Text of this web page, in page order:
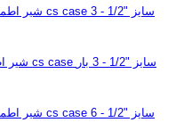
شیر اطمینان تق تقی سی اس کیس cs case سایز "1/2 - 3 بار